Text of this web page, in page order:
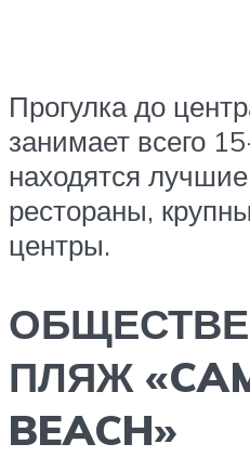
Прогулка до
занимает всего
находятся
рестораны,
центры.
ПЛЯЖ
BEACH»